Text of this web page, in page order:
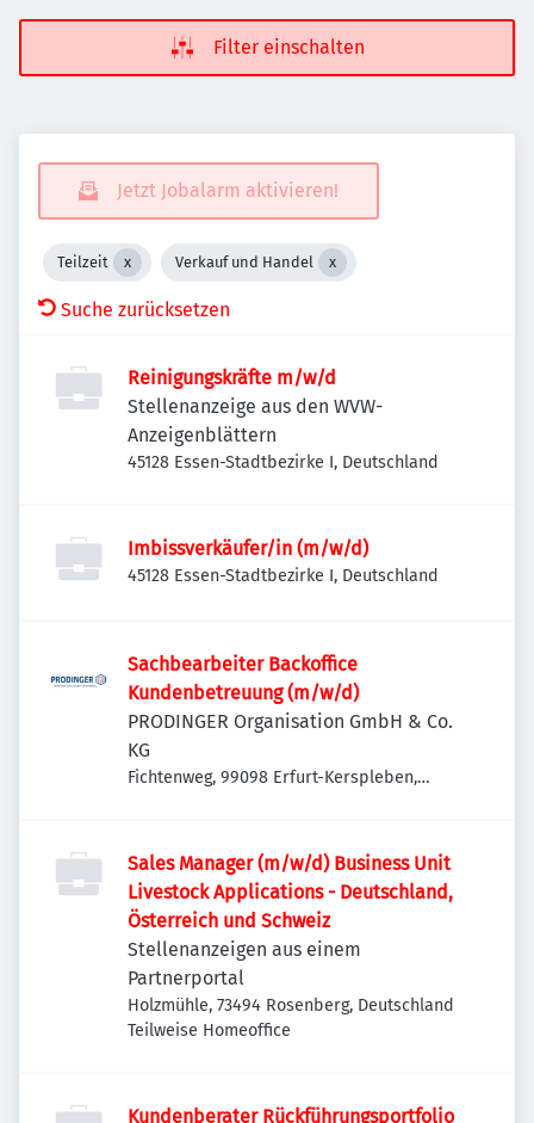
Filter einschalten
Jetzt Jobalarm aktivieren!
Teilzeit Verkauf und Handel
Suche zurücksetzen
Reinigungskräfte m/w/d
Stellenanzeige aus den WVW-
Anzeigenblättern
45128 Essen-Stadtbezirke I, Deutschland
Imbissverkäufer/in (m/w/d)
45128 Essen-Stadtbezirke I, Deutschland
Sachbearbeiter Backoffice
Kundenbetreuung (m/w/d)
PRODINGER Organisation GmbH & Co.
KG
Fichtenweg, 99098 Erfurt-Kerspleben,
Sales Manager (m/w/d) Business Unit
Livestock Applications - Deutschland,
Österreich und Schweiz
Stellenanzeigen aus einem
Partnerportal
Holzmühle, 73494 Rosenberg, Deutschland
Teilweise Homeoffice
Kundenberater Rückführungsportfolio